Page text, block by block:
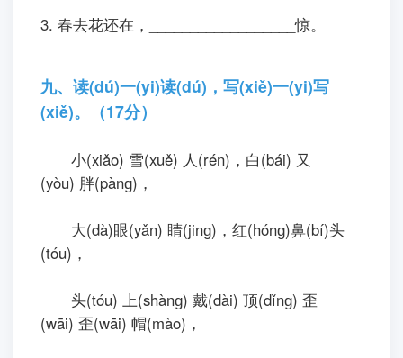
3. 春去花还在，__________________惊。
九、读(dú)一(yi)读(dú)，写(xiě)一(yi)写
(xiě)。（17分）
小(xiǎo) 雪(xuě) 人(rén)，白(bái) 又
(yòu) 胖(pànɡ)，
大(dà)眼(yǎn) 睛(jinɡ)，红(hónɡ)鼻(bí)头
(tóu)，
头(tóu) 上(shànɡ) 戴(dài) 顶(dǐnɡ) 歪
(wāi) 歪(wāi) 帽(mào)，